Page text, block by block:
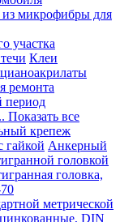
микрофибры для
участка
Клеи
ремонта
период
Показать все
крепеж
гайкой Анкерный
головкой
головка,
метрической
DIN